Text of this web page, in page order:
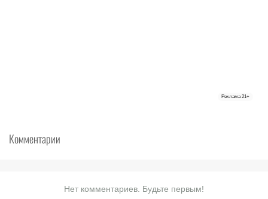
Реклама 21+
Комментарии
Нет комментариев. Будьте первым!